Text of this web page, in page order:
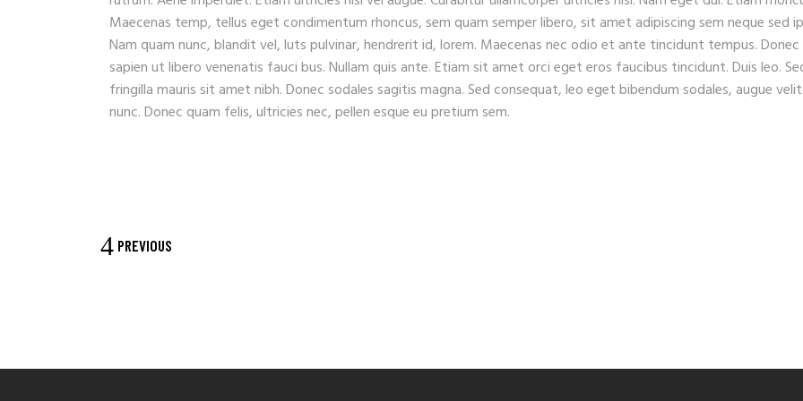
Maecenas temp, tellus eget condimentum rhoncus, sem quam semper libero, sit amet adipiscing sem neque sed
Nam quam nunc, blandit vel, luts pulvinar, hendrerit id, lorem. Maecenas nec odio et ante tincidunt tempus.
sapien ut libero venenatis fauci bus. Nullam quis ante. Etiam sit amet orci eget eros faucibus tincidunt. Duis leo.
fringilla mauris sit amet nibh. Donec sodales sagitis magna. Sed consequat, leo eget bibendum sodales, augue
nunc. Donec quam felis, ultricies nec, pellen esque eu pretium sem.
PREVIOUS